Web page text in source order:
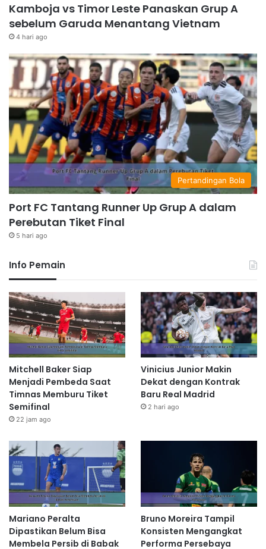
Kamboja vs Timor Leste Panaskan Grup A
sebelum Garuda Menantang Vietnam
4 hari ago
Pertandingan Bola
Port FC Tantang Runner Up Grup A dalam
Perebutan Tiket Final
5 hari ago
Info Pemain
Mitchell Baker Siap
Menjadi Pembeda Saat
Timnas Memburu Tiket
Semifinal
22 jam ago
Vinicius Junior Makin
Dekat dengan Kontrak
Baru Real Madrid
2 hari ago
Mariano Peralta
Dipastikan Belum Bisa
Membela Persib di Babak
Bruno Moreira Tampil
Konsisten Mengangkat
Performa Persebaya